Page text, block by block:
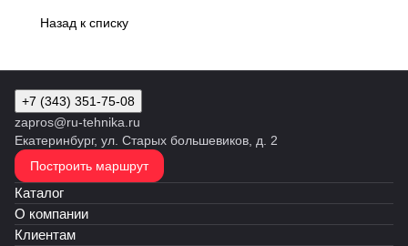
Назад к списку
+7 (343) 351-75-08
zapros@ru-tehnika.ru
Екатеринбург, ул. Старых большевиков, д. 2
Построить маршрут
Каталог
О компании
Клиентам